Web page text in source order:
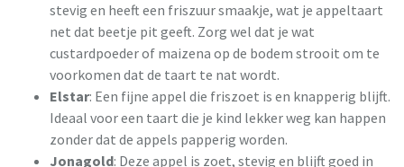
stevig en heeft een friszuur smaakje, wat je appeltaart
net dat beetje pit geeft. Zorg wel dat je wat
custardpoeder of maizena op de bodem strooit om te
voorkomen dat de taart te nat wordt.
Elstar: Een fijne appel die friszoet is en knapperig blijft.
Ideaal voor een taart die je kind lekker weg kan happen
zonder dat de appels papperig worden.
Jonagold: Deze appel is zoet, stevig en blijft goed in